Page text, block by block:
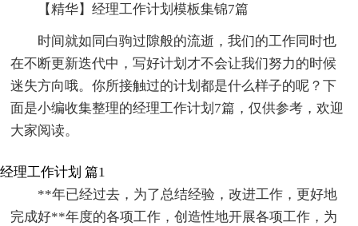
【精华】经理工作计划模板集锦7篇
时间就如同白驹过隙般的流逝，我们的工作同时也
在不断更新迭代中，写好计划才不会让我们努力的时候
迷失方向哦。你所接触过的计划都是什么样子的呢？下
面是小编收集整理的经理工作计划7篇，仅供参考，欢迎
大家阅读。
经理工作计划 篇1
**年已经过去，为了总结经验，改进工作，更好地
完成好**年度的各项工作，创造性地开展各项工作，为